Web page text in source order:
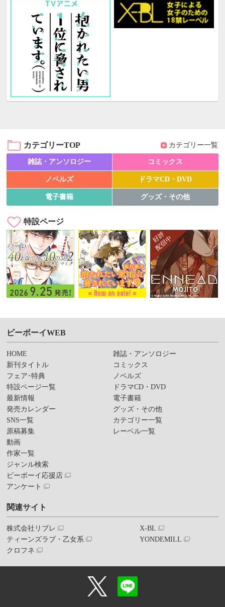
カテゴリーTOP カテゴリー一覧
雑誌・アンソロジー コミックス
ノベルズ ドラマCD・DVD
電子書籍 グッズ・その他
特設ページ
ビーボーイWEB
HOME
新刊タイトル
フェア･特典
特設ページ一覧
最新情報
発売カレンダー
SNS一覧
原稿募集
動画
作家一覧
ジャンル検索
ビーボーイ応援店
アンケート
雑誌・アンソロジー
コミックス
ノベルズ
ドラマCD・DVD
電子書籍
グッズ・その他
カテゴリー一覧
レーベル一覧
関連サイト
株式会社リブレ
ティーンズラブ・乙女系
クロフネ
X-BL
YONDEMILL